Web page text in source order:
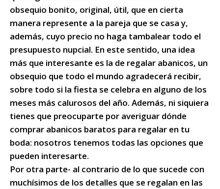
obsequio bonito, original, útil, que en cierta
manera represente a la pareja que se casa y,
además, cuyo precio no haga tambalear todo el
presupuesto nupcial. En este sentido, una idea
más que interesante es la de regalar abanicos, un
obsequio que todo el mundo agradecerá recibir,
sobre todo si la fiesta se celebra en alguno de los
meses más calurosos del año. Además, ni siquiera
tienes que preocuparte por averiguar dónde
comprar abanicos baratos para regalar en tu
boda: nosotros tenemos todas las opciones que
pueden interesarte.
Por otra parte- al contrario de lo que sucede con
muchísimos de los detalles que se regalan en las